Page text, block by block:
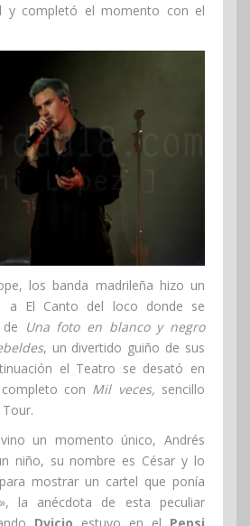
y completó el momento con el
los banda madrileña hizo un
a El Canto del loco donde se
Una foto en blanco y negro
, un divertido guiño de sus
el Teatro se desató en
con Mil veces, sencillo
un momento único, Andrés
niño, su nombre es César y lo
mostrar un cartel que ponía
la anécdota de esta peculiar